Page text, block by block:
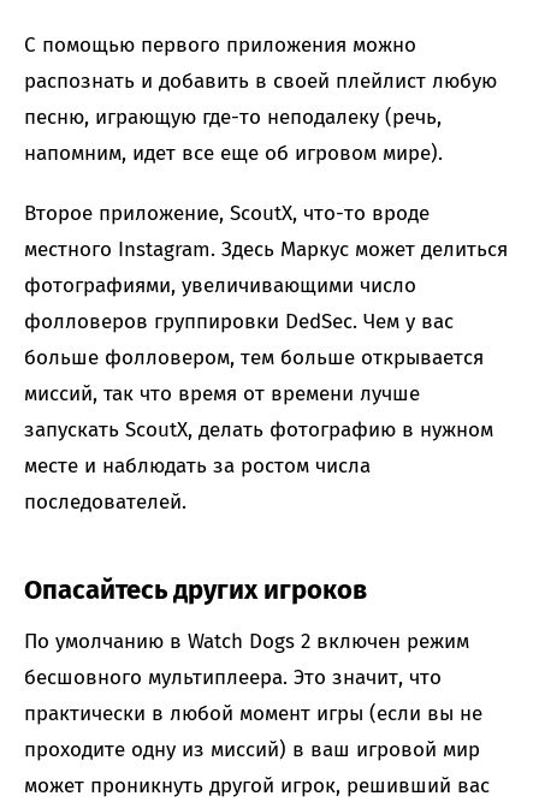
С помощью первого приложения можно
распознать и добавить в своей плейлист любую
песню, играющую где-то неподалеку (речь,
напомним, идет все еще об игровом мире).
Второе приложение, ScoutX, что-то вроде
местного Instagram. Здесь Маркус может делиться
фотографиями, увеличивающими число
фолловеров группировки DedSec. Чем у вас
больше фолловером, тем больше открывается
миссий, так что время от времени лучше
запускать ScoutX, делать фотографию в нужном
месте и наблюдать за ростом числа
последователей.
Опасайтесь других игроков
По умолчанию в Watch Dogs 2 включен режим
бесшовного мультиплеера. Это значит, что
практически в любой момент игры (если вы не
проходите одну из миссий) в ваш игровой мир
может проникнуть другой игрок, решивший вас